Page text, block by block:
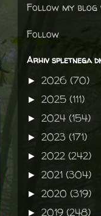
Follow my
Follow
Arhiv spletnega
► 2026 (70)
► 2025 (111)
► 2024 (154)
► 2023 (171)
► 2022 (242)
► 2021 (304)
► 2020 (319)
► 2019 (248)